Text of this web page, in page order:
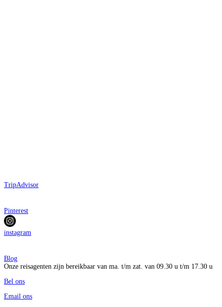
TripAdvisor
Pinterest
instagram
Blog
Onze reisagenten zijn bereikbaar van ma. t/m zat. van 09.30 u t/m 17.30 u
Bel ons
Email ons